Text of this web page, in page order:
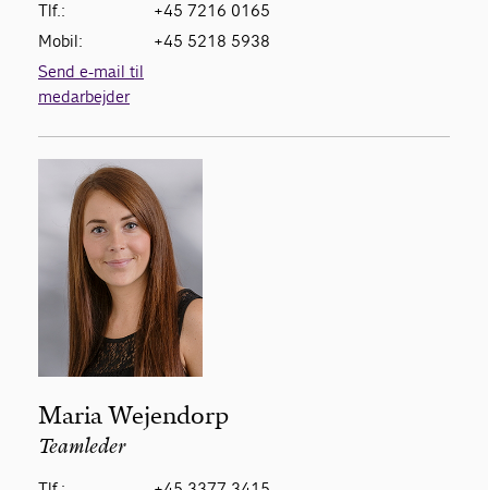
Tlf.:
+45 7216 0165
Mobil:
+45 5218 5938
Send e-mail til
medarbejder
Maria Wejendorp
Teamleder